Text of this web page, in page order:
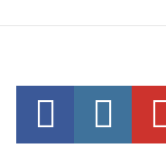
Facebook Instagram